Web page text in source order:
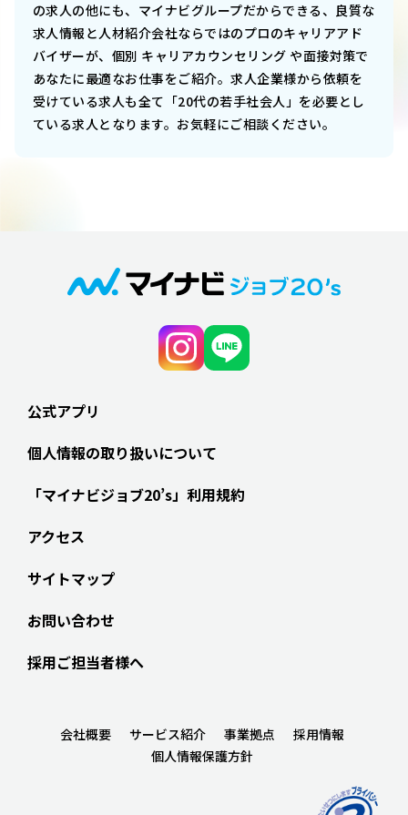
の求人の他にも、マイナビグループだからできる、良質な
求人情報と人材紹介会社ならではのプロのキャリアアド
バイザーが、個別 キャリアカウンセリング や面接対策で
あなたに最適なお仕事をご紹介。求人企業様から依頼を
受けている求人も全て「20代の若手社会人」を必要とし
ている求人となります。お気軽にご相談ください。
公式アプリ
個人情報の取り扱いについて
「マイナビジョブ20’s」利用規約
アクセス
サイトマップ
お問い合わせ
採用ご担当者様へ
会社概要 サービス紹介 事業拠点
採用情報
個人情報保護方針